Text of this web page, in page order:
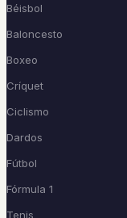
Béisbol
Baloncesto
Boxeo
Críquet
Ciclismo
Dardos
Fútbol
Fórmula 1
Tenis